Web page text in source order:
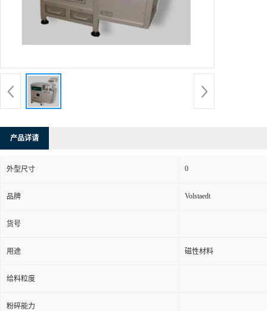
产品详请
外型尺寸 0
品牌 Volstaedt
货号
用途 磁性材料
给料粒度
粉碎能力